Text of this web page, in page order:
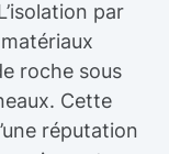
par
roche sous
Cette
réputation